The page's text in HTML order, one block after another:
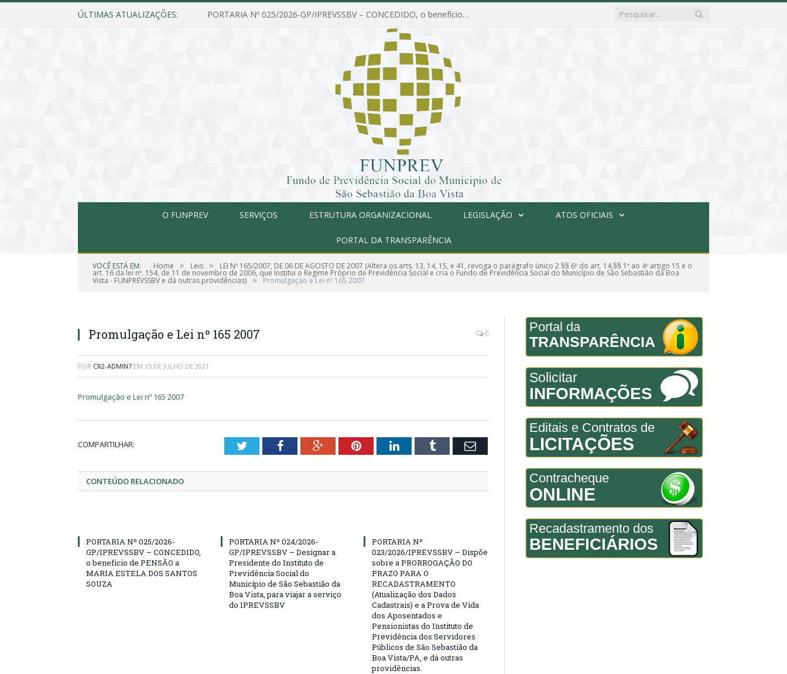
ÚLTIMAS ATUALIZAÇÕES: PORTARIA Nº 025/2026-GP/IPREVSSBV – CONCEDIDO, o benefício de PENSÃO a MARIA ESTELA DOS SANTOS SOUZA
O FUNPREV SERVIÇOS ESTRUTURA ORGANIZACIONAL LEGISLAÇÃO ATOS OFICIAIS
PORTAL DA TRANSPARÊNCIA
VOCÊ ESTÁ EM: Home » Leis » LEI Nº 165/2007, DE 06 DE AGOSTO DE 2007 (Altera os arts. 13, 14, 15, e 41, revoga o parágrafo único 2 §§ 6º do art. 14,§§ 1º ao 4º artigo 15 e o
art. 16 da lei nº. 154, de 11 de novembro de 2006, que Institui o Regime Próprio de Previdência Social e cria o Fundo de Previdência Social do Município de São Sebastião da Boa
Vista - FUNPREVSSBV e dá outras providências) » Promulgação e Lei nº 165 2007
Promulgação e Lei nº 165 2007 0
POR CR2-ADMIN7 EM 15 DE JULHO DE 2021
Promulgação e Lei nº 165 2007
COMPARTILHAR: TwitterFacebookGoogle+PinterestLinkedInTumblr Email
CONTEÚDO RELACIONADO
PORTARIA Nº 025/2026-
GP/IPREVSSBV – CONCEDIDO,
o benefício de PENSÃO a
MARIA ESTELA DOS SANTOS
SOUZA
PORTARIA Nº 024/2026-
GP/IPREVSSBV – Designar a
Presidente do Instituto de
Previdência Social do
Município de São Sebastião da
Boa Vista, para viajar a serviço
do IPREVSSBV
PORTARIA Nº
023/2026/IPREVSSBV – Dispõe
sobre a PRORROGAÇÃO DO
PRAZO PARA O
RECADASTRAMENTO
(Atualização dos Dados
Cadastrais) e a Prova de Vida
dos Aposentados e
Pensionistas do Instituto de
Previdência dos Servidores
Públicos de São Sebastião da
Boa Vista/PA, e dá outras
providências.
Portal da
TRANSPARÊNCIA
Solicitar
INFORMAÇÕES
Editais e Contratos de
LICITAÇÕES
Contracheque
ONLINE
Recadastramento dos
BENEFICIÁRIOS